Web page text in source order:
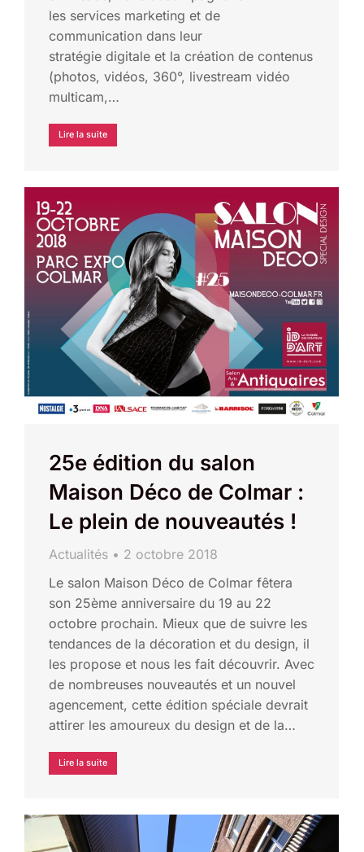
les services marketing et de
communication dans leur
stratégie digitale et la création de contenus
(photos, vidéos, 360°, livestream vidéo
multicam,…
Lire la suite
25e édition du salon
Maison Déco de Colmar :
Le plein de nouveautés !
Actualités
2 octobre 2018
Le salon Maison Déco de Colmar fêtera
son 25ème anniversaire du 19 au 22
octobre prochain. Mieux que de suivre les
tendances de la décoration et du design, il
les propose et nous les fait découvrir. Avec
de nombreuses nouveautés et un nouvel
agencement, cette édition spéciale devrait
attirer les amoureux du design et de la…
Lire la suite